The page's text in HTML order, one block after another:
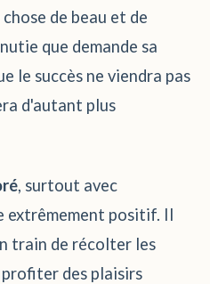
de beau et de
que demande sa
le succès ne viendra pas
d'autant plus
, surtout avec
extrêmement positif. Il
train de récolter les
des plaisirs